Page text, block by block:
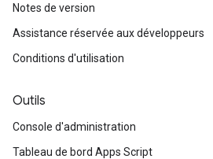
Notes de version
Assistance réservée aux développeurs
Conditions d'utilisation
Outils
Console d'administration
Tableau de bord Apps Script